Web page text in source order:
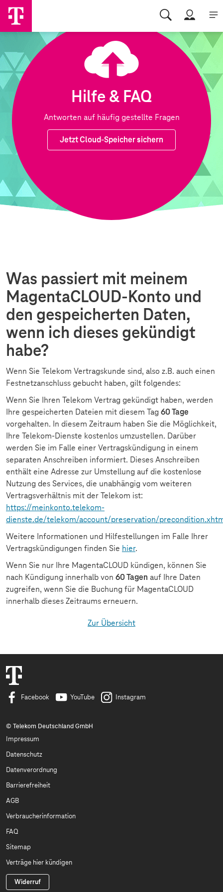
Hilfe & FAQ
Antworten auf häufig gestellte Fragen
Jetzt Cloud-Speicher sichern
Was passiert mit meinem
MagentaCLOUD-Konto und
den gespeicherten Daten,
wenn ich dieses gekündigt
habe?
Wenn Sie Telekom Vertragskunde sind, also z.B. auch einen
Festnetzanschluss gebucht haben, gilt folgendes:
Wenn Sie Ihren Telekom Vertrag gekündigt haben, werden
Ihre gespeicherten Dateien mit diesem Tag 60 Tage
vorgehalten. In diesem Zeitraum haben Sie die Möglichkeit,
Ihre Telekom-Dienste kostenlos umzustellen. Darüber
werden Sie im Falle einer Vertragskündigung in einem
separaten Anschreiben informiert. Dieses Anschreiben
enthält eine Adresse zur Umstellung auf die kostenlose
Nutzung des Services, die unabhängig vom weiteren
Vertragsverhältnis mit der Telekom ist:
https://meinkonto.telekom-
dienste.de/telekom/account/preservation/
Weitere Informationen und Hilfestellungen im Falle Ihrer
Vertragskündigungen finden Sie hier.
Wenn Sie nur Ihre MagentaCLOUD kündigen, können Sie
nach Kündigung innerhalb von 60 Tagen auf Ihre Daten
zugreifen, wenn Sie die Buchung für MagentaCLOUD
innerhalb dieses Zeitraums erneuern.
Zur Übersicht
Facebook YouTube Instagram
© Telekom Deutschland GmbH
Impressum
Datenschutz
Datenverordnung
Barrierefreiheit
AGB
Verbraucherinformation
FAQ
Sitemap
Verträge hier kündigen
Widerruf